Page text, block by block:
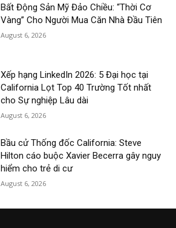
Bất Động Sản Mỹ Đảo Chiều: “Thời Cơ
Vàng” Cho Người Mua Căn Nhà Đầu Tiên
August 6, 2026
Xếp hạng LinkedIn 2026: 5 Đại học tại
California Lọt Top 40 Trường Tốt nhất
cho Sự nghiệp Lâu dài
August 6, 2026
Bầu cử Thống đốc California: Steve
Hilton cáo buộc Xavier Becerra gây nguy
hiểm cho trẻ di cư
August 6, 2026